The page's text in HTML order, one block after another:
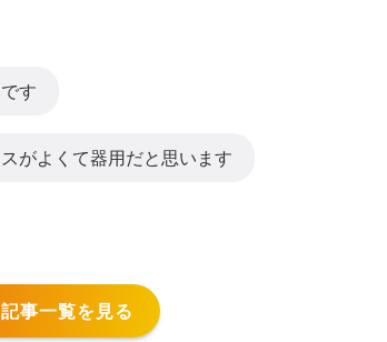
す
がよくて器用だと思います
事一覧を見る